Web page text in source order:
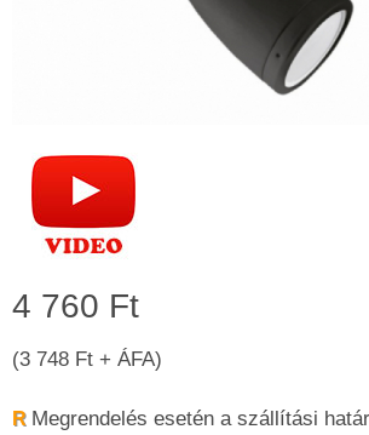
4 760 Ft
(3 748 Ft + ÁFA)
R Megrendelés esetén a szállítási